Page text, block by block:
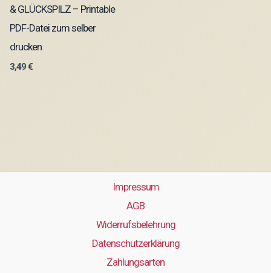
& GLÜCKSPILZ – Printable
PDF-Datei zum selber
drucken
3,49€
Impressum
AGB
Widerrufsbelehrung
Datenschutzerklärung
Zahlungsarten